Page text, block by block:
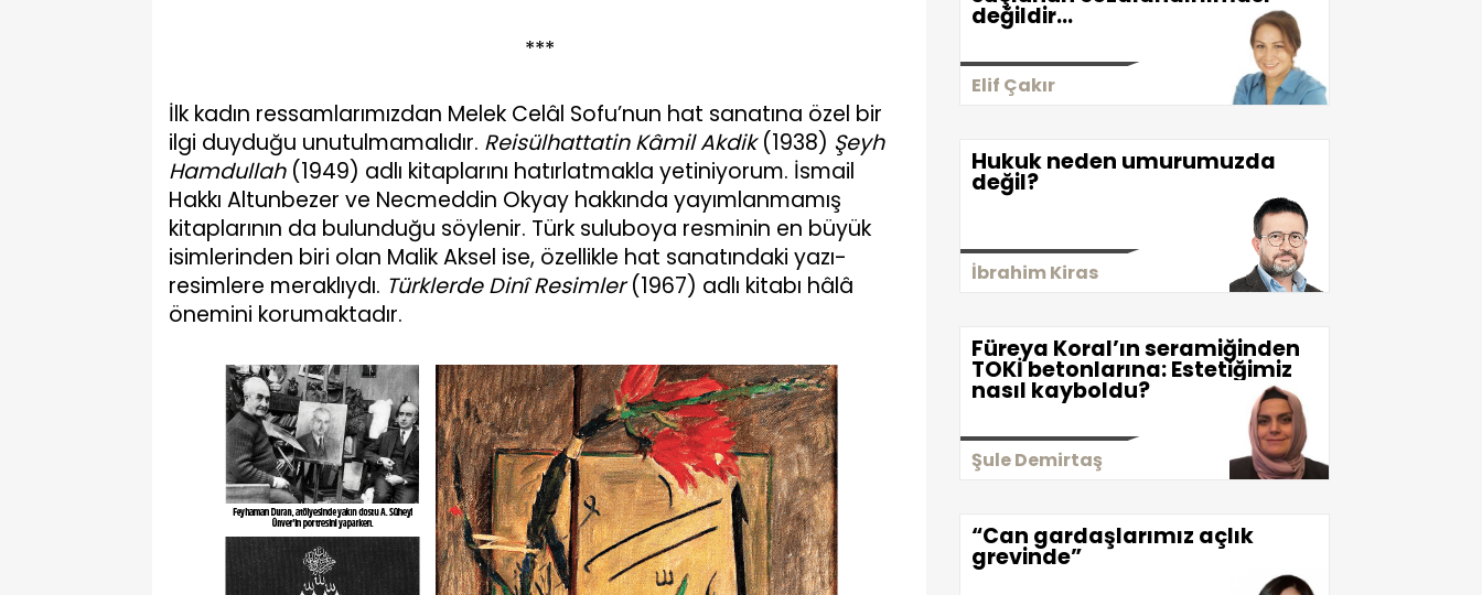
***
İlk kadın ressamlarımızdan Melek Celâl Sofu’nun hat sanatına özel bir
ilgi duyduğu unutulmamalıdır. Reisülhattatin Kâmil Akdik(1938) Şeyh
Hamdullah(1949) adlı kitaplarını hatırlatmakla yetiniyorum. İsmail
Hakkı Altunbezer ve Necmeddin Okyay hakkında yayımlanmamış
kitaplarının da bulunduğu söylenir. Türk suluboya resminin en büyük
isimlerinden biri olan Malik Aksel ise, özellikle hat sanatındaki yazı-
resimlere meraklıydı. Türklerde Dinî Resimler(1967) adlı kitabı hâlâ
önemini korumaktadır.
değildir...
Elif Çakır
Hukuk neden umurumuzda
değil?
İbrahim Kiras
Füreya Koral’ın seramiğinden
TOKİ betonlarına: Estetiğimiz
nasıl kayboldu?
Şule Demirtaş
“Can gardaşlarımız açlık
grevinde”